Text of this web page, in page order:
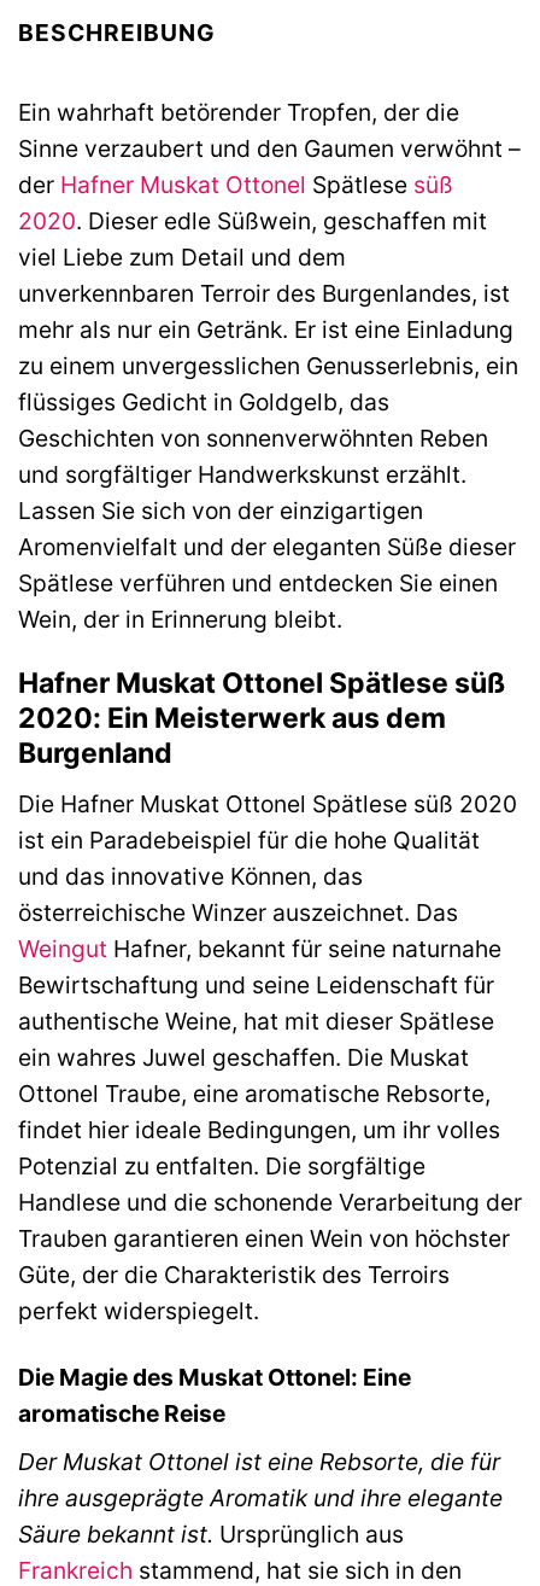
BESCHREIBUNG
Ein wahrhaft betörender Tropfen, der die
Sinne verzaubert und den Gaumen verwöhnt –
der Hafner Muskat Ottonel Spätlese süß
2020. Dieser edle Süßwein, geschaffen mit
viel Liebe zum Detail und dem
unverkennbaren Terroir des Burgenlandes, ist
mehr als nur ein Getränk. Er ist eine Einladung
zu einem unvergesslichen Genusserlebnis, ein
flüssiges Gedicht in Goldgelb, das
Geschichten von sonnenverwöhnten Reben
und sorgfältiger Handwerkskunst erzählt.
Lassen Sie sich von der einzigartigen
Aromenvielfalt und der eleganten Süße dieser
Spätlese verführen und entdecken Sie einen
Wein, der in Erinnerung bleibt.
Hafner Muskat Ottonel Spätlese süß
2020: Ein Meisterwerk aus dem
Burgenland
Die Hafner Muskat Ottonel Spätlese süß 2020
ist ein Paradebeispiel für die hohe Qualität
und das innovative Können, das
österreichische Winzer auszeichnet. Das
Weingut Hafner, bekannt für seine naturnahe
Bewirtschaftung und seine Leidenschaft für
authentische Weine, hat mit dieser Spätlese
ein wahres Juwel geschaffen. Die Muskat
Ottonel Traube, eine aromatische Rebsorte,
findet hier ideale Bedingungen, um ihr volles
Potenzial zu entfalten. Die sorgfältige
Handlese und die schonende Verarbeitung der
Trauben garantieren einen Wein von höchster
Güte, der die Charakteristik des Terroirs
perfekt widerspiegelt.
Die Magie des Muskat Ottonel: Eine
aromatische Reise
Der Muskat Ottonel ist eine Rebsorte, die für
ihre ausgeprägte Aromatik und ihre elegante
Säure bekannt ist. Ursprünglich aus
Frankreich stammend, hat sie sich in den